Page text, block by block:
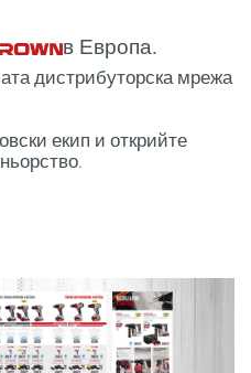
в Европа.
дистрибуторска мрежа
екип и открийте